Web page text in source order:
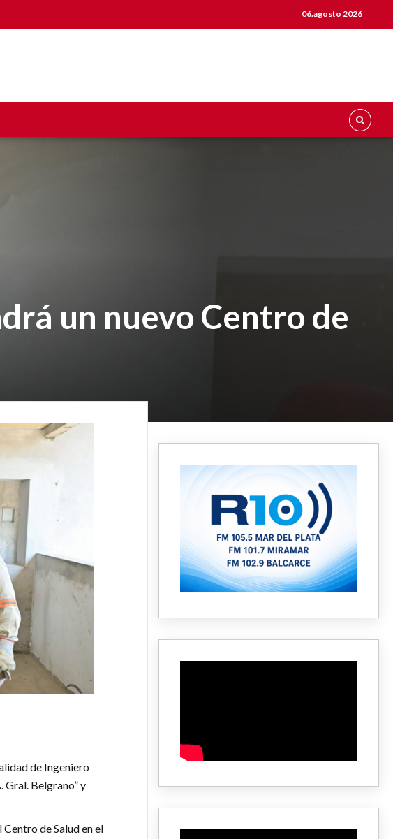
06.agosto 2026
un nuevo Centro de
de Ingeniero
Gral. Belgrano” y
de Salud en el